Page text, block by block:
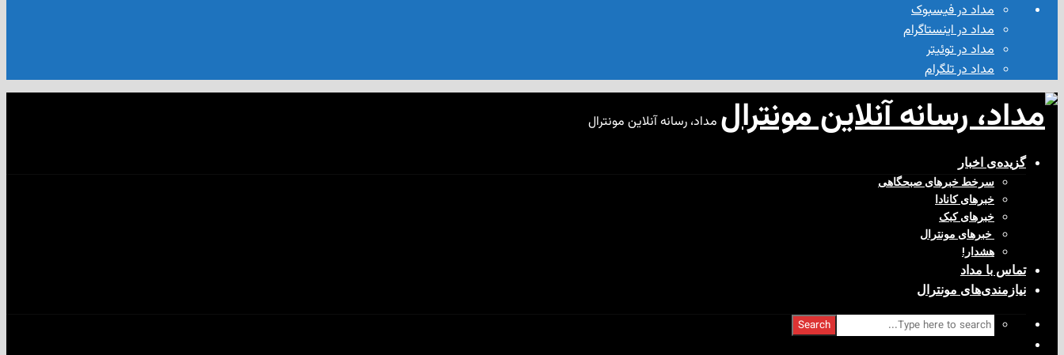
مداد در فیسبوک
مداد در اینستاگرام
مداد در توئیتر
مداد در تلگرام
مداد، رسانه آنلاین مونترال
گزیده‌ی‌ اخبار
سرخط خبرهای صبحگاهی
خبرهای کانادا
خبرهای کبک
‌ خبرهای مونترال
هشدار!
تماس با مداد
نیازمندی‌های مونترال
Search